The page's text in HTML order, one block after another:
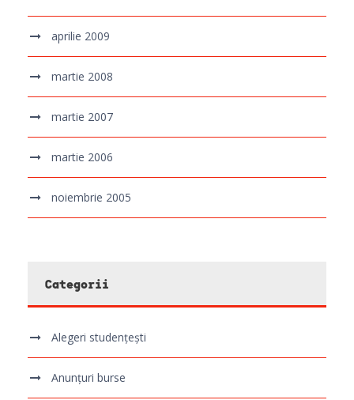
aprilie 2009
martie 2008
martie 2007
martie 2006
noiembrie 2005
Categorii
Alegeri studențești
Anunțuri burse